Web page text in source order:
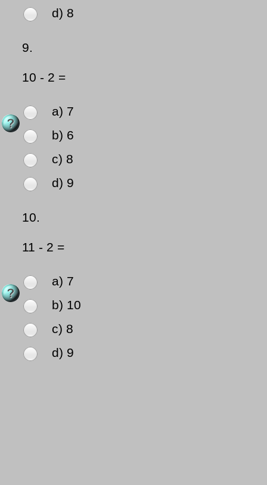
d) 8
9.
10 - 2 =
a) 7
b) 6
c) 8
d) 9
10.
11 - 2 =
a) 7
b) 10
c) 8
d) 9